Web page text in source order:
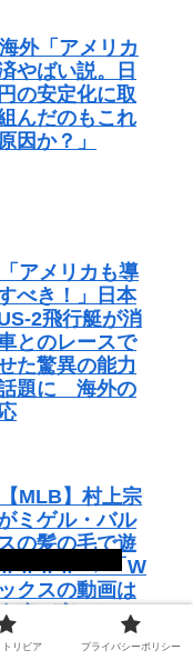
海外「アメリカ
やばい説。日
の安定化に取
んだのもこれ
因か？」
「アメリカも導
べき！」日本
2飛行艇が消
とのレースで
た驚異の能力
題に 海外の
【MLB】村上宗
ミゲル・バル
の髪の毛で遊
ｗｗｗ → 「W
クスの動画は
度が高いな」
たった一人でこ
リビア プライバシーポリシー